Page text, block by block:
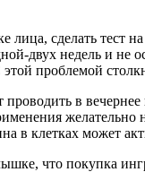
сделать тест
двух недель и не
проблемой
в
клетках может
что покупка